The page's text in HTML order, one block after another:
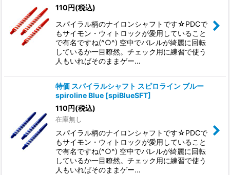
110 円(税込)
スパイラル柄のナイロンシャフトです☆PDCで
もサイモン・ウィトロックが愛用していること
で有名ですね(^○^) 空中でバレルが綺麗に回転
しているか一目瞭然。チェック用に練習で使う
人もいればそのままゲー…
特価 スパイラルシャフト スピロライン ブルー
spiroline Blue [spiBlueSFT]
110 円(税込)
在庫無し
スパイラル柄のナイロンシャフトです☆PDCで
もサイモン・ウィトロックが愛用していること
で有名ですね(^○^) 空中でバレルが綺麗に回転
しているか一目瞭然。チェック用に練習で使う
人もいればそのままゲー…